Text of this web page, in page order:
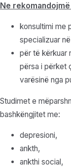
Ne
konsultimi me
specializuar
për të kërkuar
përsa i përket
varësinë nga
Studimet e
bashkëngjitet me:
depresioni,
ankth,
ankthi social,